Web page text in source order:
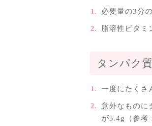
必要量の3分
脂溶性ビタミ
タンパク質
一度にたくさ
意外なものに
が5.4g（参考